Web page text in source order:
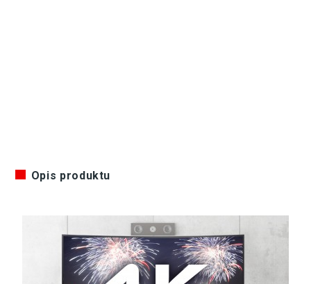
Opis produktu